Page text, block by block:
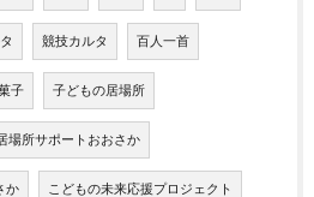
競技カルタ 百人一首
子 子どもの居場所
場所サポートおおさか
か こどもの未来応援プロジェクト